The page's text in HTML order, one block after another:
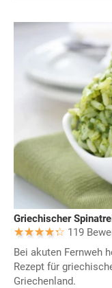
Griechischer
119
Bei akuten Fernweh
Rezept für
Griechenland.